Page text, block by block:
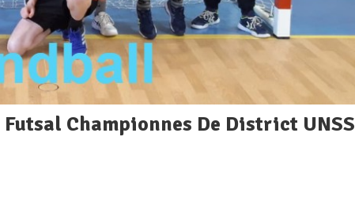
Championnes De District UNSS